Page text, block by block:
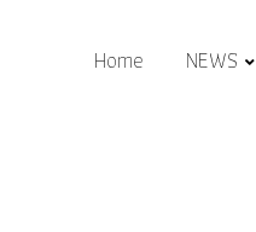
Home NEWS